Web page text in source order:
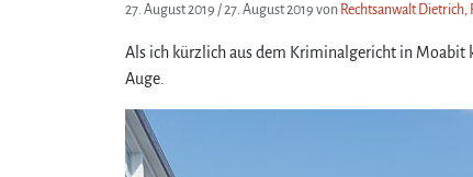
27. August 2019 /27. August 2019 von Rechtsanwalt
Als ich kürzlich aus dem Kriminalgericht in Moabit
Auge.